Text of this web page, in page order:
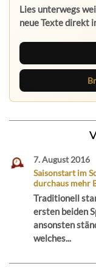
Lies unterwegs
neue Texte direkt
7. August 2016
Saisonstart im
durchaus mehr
Traditionell
ersten beiden
ansonsten
welches...